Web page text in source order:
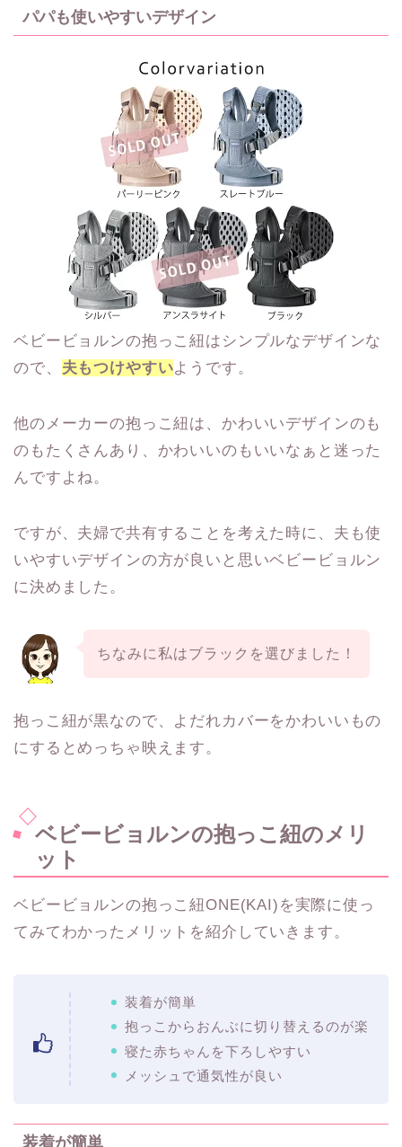
パパも使いやすいデザイン
ベビービョルンの抱っこ紐はシンプルなデザインな
ので、 夫もつけやすいようです。
他のメーカーの抱っこ紐は、かわいいデザインのも
のもたくさんあり、かわいいのもいいなぁと迷った
んですよね。
ですが、夫婦で共有することを考えた時に、夫も使
いやすいデザインの方が良いと思いベビービョルン
に決めました。
ちなみに私はブラックを選びました！
抱っこ紐が黒なので、よだれカバーをかわいいもの
にするとめっちゃ映えます。
ベビービョルンの抱っこ紐のメリ
ット
ベビービョルンの抱っこ紐ONE(KAI)を実際に使っ
てみてわかったメリットを紹介していきます。
装着が簡単
抱っこからおんぶに切り替えるのが楽
寝た赤ちゃんを下ろしやすい
メッシュで通気性が良い
装着が簡単